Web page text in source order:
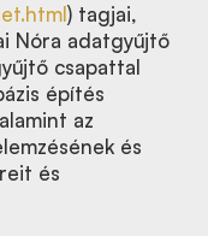
) tagjai,
Nóra adatgyűjtő
csapattal
építés
az
és
és